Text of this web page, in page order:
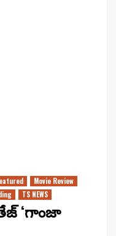
Movie Review
TS NEWS
‘గాంజా